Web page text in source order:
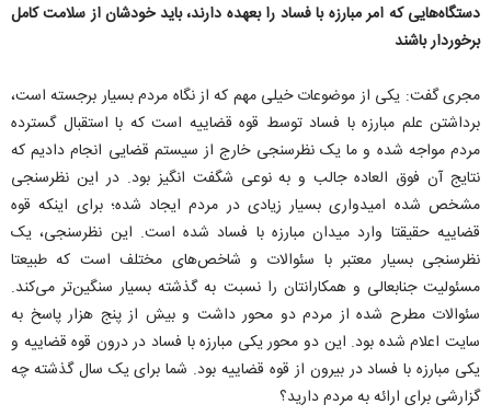
دستگاه‌هایی که امر مبارزه با فساد را بعهده دارند، باید خودشان از سلامت کامل
برخوردار باشند
مجری گفت: یکی از موضوعات خیلی مهم که از نگاه مردم بسیار برجسته است،
برداشتن علم مبارزه با فساد توسط قوه قضاییه است که با استقبال گسترده
مردم مواجه شده و ما یک نظرسنجی خارج از سیستم قضایی انجام دادیم که
نتایج آن فوق العاده جالب و به نوعی شگفت انگیز بود. در این نظرسنجی
مشخص شده امیدواری بسیار زیادی در مردم ایجاد شده؛ برای اینکه قوه
قضاییه حقیقتا وارد میدان مبارزه با فساد شده است. این نظرسنجی، یک
نظرسنجی بسیار معتبر با سئوالات و شاخص‌های مختلف است که طبیعتا
مسئولیت جنابعالی و همکارانتان را نسبت به گذشته بسیار سنگین‌تر می‌کند.
سئوالات مطرح شده از مردم دو محور داشت و بیش از پنج هزار پاسخ به
سایت اعلام شده بود. این دو محور یکی مبارزه با فساد در درون قوه قضاییه و
یکی مبارزه با فساد در بیرون از قوه قضاییه بود. شما برای یک سال گذشته چه
گزارشی برای ارائه به مردم دارید؟